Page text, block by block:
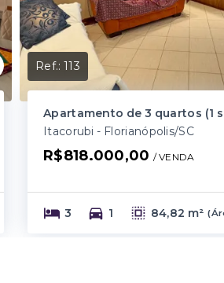
Ref.:113
Apartamento de 3 quartos (1
Itacorubi - Florianópolis/SC
R$818.000,00 / VENDA
3 1 84,82 m² (